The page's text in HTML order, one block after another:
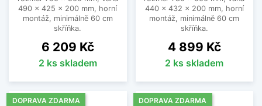
490 x 425 x 200 mm, horní
montáž, minimálně 60 cm
skříňka.
Cena
6 209 Kč
2 ks skladem
440 x 432 x 200 mm, horní
montáž, minimálně 60 cm
skříňka.
Cena
4 899 Kč
2 ks skladem
DOPRAVA ZDARMA
DOPRAVA ZDARMA